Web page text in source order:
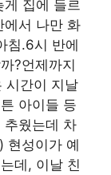
집에 들르
에서 나만 화
침.6시 반에
?언제까지
시간이 지날
아이들 등
추웠는데 차
현성이가 예
데, 이날 친